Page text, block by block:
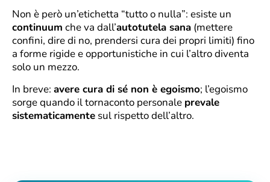
Non è però un’etichetta “tutto o nulla”: esiste un
continuum che va dall’autotutela sana (mettere
confini, dire di no, prendersi cura dei propri limiti) fino
a forme rigide e opportunistiche in cui l’altro diventa
solo un mezzo.
In breve: avere cura di sé non è egoismo; l’egoismo
sorge quando il tornaconto personale prevale
sistematicamente sul rispetto dell’altro.